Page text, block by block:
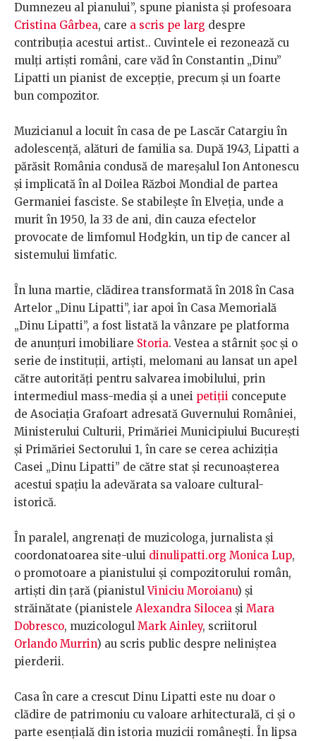
Dumnezeu al pianului”, spune pianista și profesoara
Cristina Gârbea, care a scris pe larg despre
contribuția acestui artist.. Cuvintele ei rezonează cu
mulți artiști români, care văd în Constantin „Dinu”
Lipatti un pianist de excepție, precum și un foarte
bun compozitor.
Muzicianul a locuit în casa de pe Lascăr Catargiu în
adolescență, alături de familia sa. După 1943, Lipatti a
părăsit România condusă de mareșalul Ion Antonescu
și implicată în al Doilea Război Mondial de partea
Germaniei fasciste. Se stabilește în Elveția, unde a
murit în 1950, la 33 de ani, din cauza efectelor
provocate de limfomul Hodgkin, un tip de cancer al
sistemului limfatic.
În luna martie, clădirea transformată în 2018 în Casa
Artelor „Dinu Lipatti”, iar apoi în Casa Memorială
„Dinu Lipatti”, a fost listată la vânzare pe platforma
de anunțuri imobiliare Storia. Vestea a stârnit șoc și o
serie de instituții, artiști, melomani au lansat un apel
către autorități pentru salvarea imobilului, prin
intermediul mass-media și a unei petiții concepute
de Asociația Grafoart adresată Guvernului României,
Ministerului Culturii, Primăriei Municipiului București
și Primăriei Sectorului 1, în care se cerea achiziția
Casei „Dinu Lipatti” de către stat și recunoașterea
acestui spațiu la adevărata sa valoare cultural-
istorică.
În paralel, angrenați de muzicologa, jurnalista și
coordonatoarea site-ului dinulipatti.org Monica Lup,
o promotoare a pianistului și compozitorului român,
artiști din țară (pianistulViniciu Moroianu) și
străinătate (pianistele Alexandra Silocea și Mara
Dobresco, muzicologul Mark Ainley, scriitorul
Orlando Murrin) au scris public despre neliniștea
pierderii.
Casa în care a crescut Dinu Lipatti este nu doar o
clădire de patrimoniu cu valoare arhitecturală, ci și o
parte esențială din istoria muzicii românești. În lipsa